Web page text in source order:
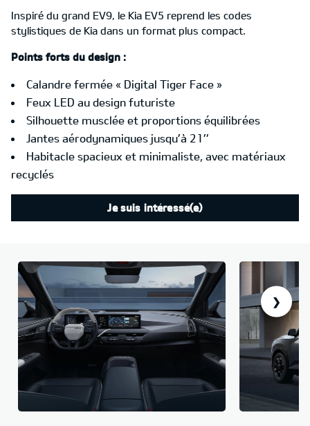
Inspiré du grand EV9, le Kia EV5 reprend les codes
stylistiques de Kia dans un format plus compact.
Points forts du design :
Calandre fermée « Digital Tiger Face »
Feux LED au design futuriste
Silhouette musclée et proportions équilibrées
Jantes aérodynamiques jusqu’à 21’’
Habitacle spacieux et minimaliste, avec matériaux
recyclés
Je suis intéressé(e)
❯